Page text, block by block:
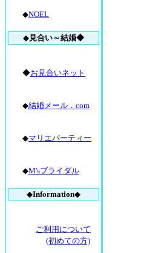
◆NOEL
◆見合い～結婚◆
◆お見合いネット
◆結婚メール．com
◆マリエパーティー
◆M'sブライダル
◆Information◆
ご利用について
(初めての方)